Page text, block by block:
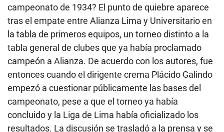
campeonato de 1934? El punto de quiebre aparece
tras el empate entre Alianza Lima y Universitario en
la tabla de primeros equipos, un torneo distinto a la
tabla general de clubes que ya había proclamado
campeón a Alianza. De acuerdo con los autores, fue
entonces cuando el dirigente crema Plácido Galindo
empezó a cuestionar públicamente las bases del
campeonato, pese a que el torneo ya había
concluido y la Liga de Lima había oficializado los
resultados. La discusión se trasladó a la prensa y se